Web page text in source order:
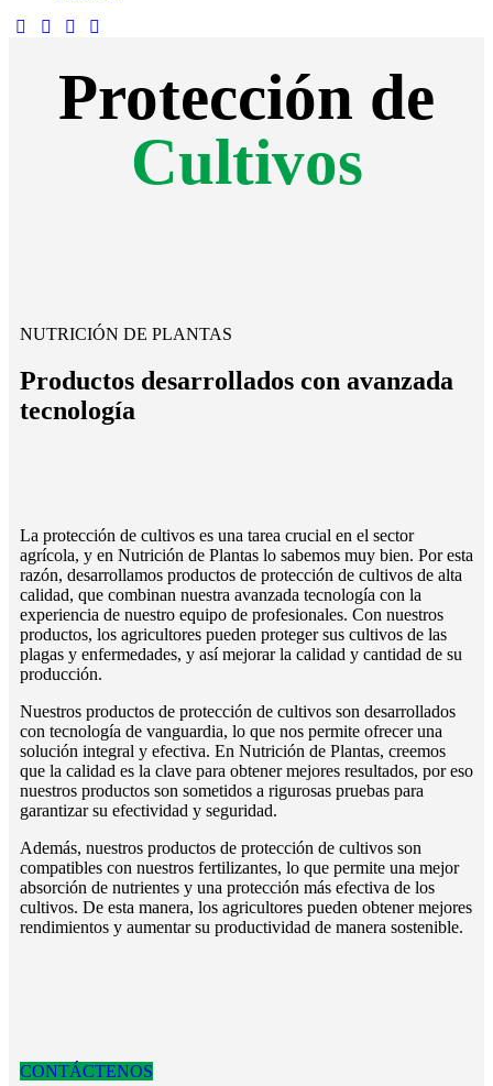
Protección de
Cultivos
NUTRICIÓN DE PLANTAS
Productos desarrollados con avanzada
tecnología
La protección de cultivos es una tarea crucial en el sector
agrícola, y en Nutrición de Plantas lo sabemos muy bien. Por esta
razón, desarrollamos productos de protección de cultivos de alta
calidad, que combinan nuestra avanzada tecnología con la
experiencia de nuestro equipo de profesionales. Con nuestros
productos, los agricultores pueden proteger sus cultivos de las
plagas y enfermedades, y así mejorar la calidad y cantidad de su
producción.
Nuestros productos de protección de cultivos son desarrollados
con tecnología de vanguardia, lo que nos permite ofrecer una
solución integral y efectiva. En Nutrición de Plantas, creemos
que la calidad es la clave para obtener mejores resultados, por eso
nuestros productos son sometidos a rigurosas pruebas para
garantizar su efectividad y seguridad.
Además, nuestros productos de protección de cultivos son
compatibles con nuestros fertilizantes, lo que permite una mejor
absorción de nutrientes y una protección más efectiva de los
cultivos. De esta manera, los agricultores pueden obtener mejores
rendimientos y aumentar su productividad de manera sostenible.
CONTÁCTENOS